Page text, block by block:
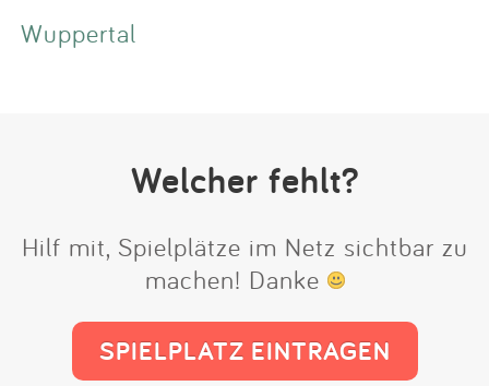
Wuppertal
Welcher fehlt?
Hilf mit, Spielplätze im Netz sichtbar zu
machen! Danke
SPIELPLATZ EINTRAGEN